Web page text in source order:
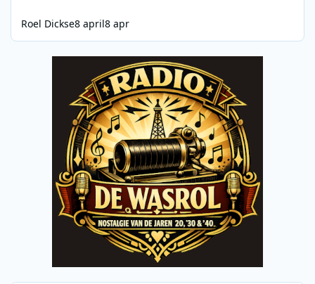
Roel Dickse8 april8 apr